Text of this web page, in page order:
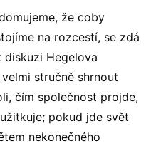
že coby
na rozcestí, se zdá
Hegelova
stručně shrnout
čím společnost projde,
pokud jde svět
nekonečného